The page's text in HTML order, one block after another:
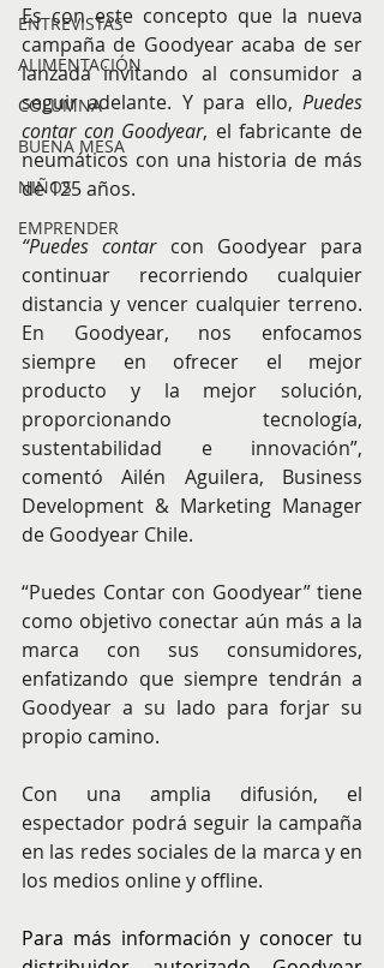
ENTREVISTAS
ALIMENTACIÓN
COLUMNA
BUENA MESA
NIÑOS
EMPRENDER
Es con este concepto que la nueva
campaña de Goodyear acaba de ser
lanzada invitando al consumidor a
seguir adelante. Y para ello, Puedes
contar con Goodyear, el fabricante de
neumáticos con una historia de más
de 125 años.
“Puedes contar con Goodyear para
continuar recorriendo cualquier
distancia y vencer cualquier terreno.
En Goodyear, nos enfocamos
siempre en ofrecer el mejor
producto y la mejor solución,
proporcionando tecnología,
sustentabilidad e innovación”,
comentó Ailén Aguilera, Business
Development & Marketing Manager
de Goodyear Chile.
“Puedes Contar con Goodyear” tiene
como objetivo conectar aún más a la
marca con sus consumidores,
enfatizando que siempre tendrán a
Goodyear a su lado para forjar su
propio camino.
Con una amplia difusión, el
espectador podrá seguir la campaña
en las redes sociales de la marca y en
los medios online y offline.
Para más información y conocer tu